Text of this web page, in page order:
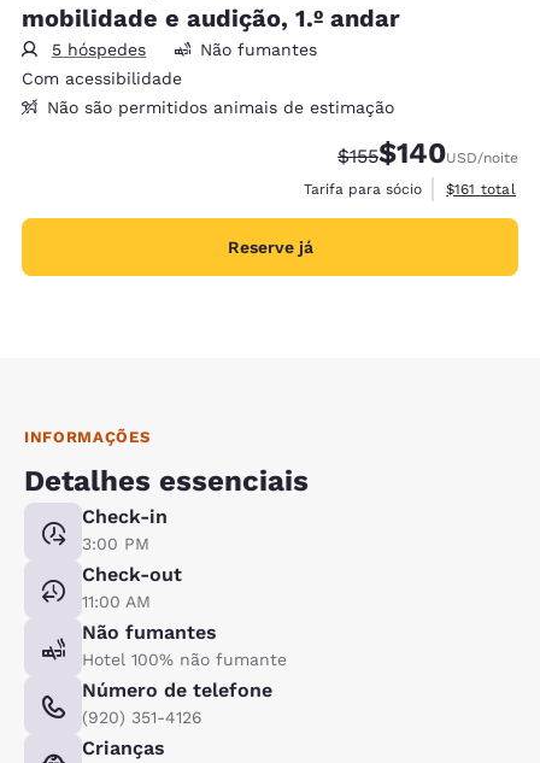
mobilidade e audição, 1.º andar
5 hóspedes
Não fumantes
Com acessibilidade
Não são permitidos animais de estimação
Tarifa anterior
$155Tarifa com
$140USD/noite
Tarifa para sócio
Exibir
$161 total
Reserve já
INFORMAÇÕES
Detalhes essenciais
Check-in
3:00 PM
Check-out
11:00 AM
Não fumantes
Hotel 100% não fumante
Número de telefone
(920) 351-4126
Crianças